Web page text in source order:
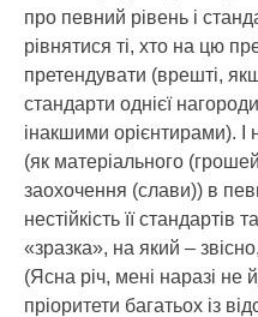
про певний рівень і
рівнятися ті, хто на цю
претендувати (врешті,
стандарти однієї
інакшими орієнтирами). І
(як матеріального
заохочення (слави)) в
нестійкість її стандартів
«зразка», на який –
(Ясна річ, мені наразі не
пріоритети багатьох із